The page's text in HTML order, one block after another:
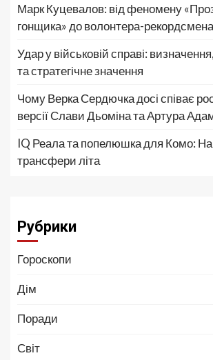
Марк Куцевалов: від феномену
гонщика» до волонтера-рекордсмена
Удар у військовій справі:
та стратегічне значення
Чому Верка Сердючка досі співає
версії Слави Дьоміна та Артура
IQ Реала та попелюшка для Комо:
трансфери літа
Рубрики
Гороскопи
Дім
Поради
Світ